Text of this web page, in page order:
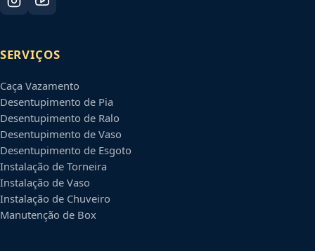
SERVIÇOS
Caça Vazamento
Desentupimento de Pia
Desentupimento de Ralo
Desentupimento de Vaso
Desentupimento de Esgoto
Instalação de Torneira
Instalação de Vaso
Instalação de Chuveiro
Manutenção de Box